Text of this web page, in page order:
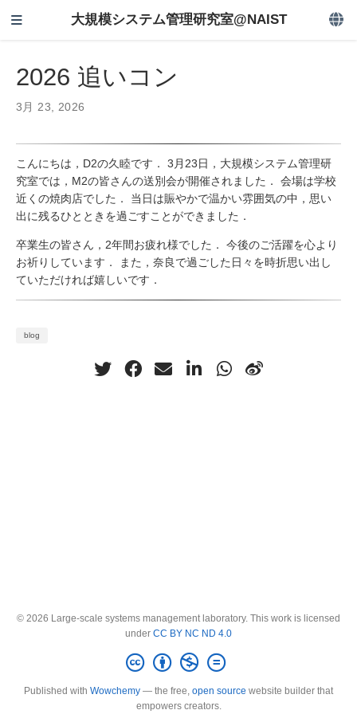
大規模システム管理研究室@NAIST
2026 追いコン
3月 23, 2026
こんにちは，D2の久睦です． 3月23日，大規模システム管理研
究室では，M2の皆さんの送別会が開催されました． 会場は学校
近くの焼肉店でした． 当日は賑やかで温かい雰囲気の中，思い
出に残るひとときを過ごすことができました．
卒業生の皆さん，2年間お疲れ様でした． 今後のご活躍を心より
お祈りしています． また，奈良で過ごした日々を時折思い出し
ていただければ嬉しいです．
blog
© 2026 Large-scale systems management laboratory. This work is licensed
under CC BY NC ND 4.0
Published with Wowchemy — the free, open source website builder that
empowers creators.